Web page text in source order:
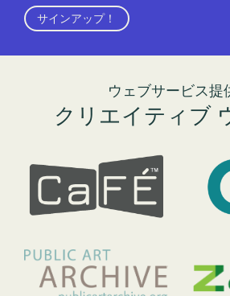
サインアップ！
ウェブサービス提
クリエイティブ